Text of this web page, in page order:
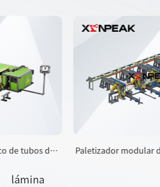
Paletizador modular de tubos de
lámina